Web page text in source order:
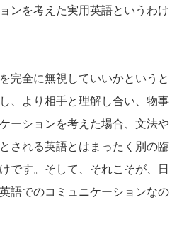
ンを考えた実用英語というわけ
完全に無視していいかというと
、より相手と理解し合い、物事
ーションを考えた場合、文法や
される英語とはまったく別の臨
です。そして、それこそが、日
語でのコミュニケーションなの